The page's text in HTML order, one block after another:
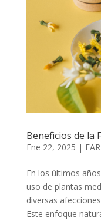
Beneficios de la
Ene 22, 2025 |
En los últimos
uso de plantas
diversas
Este enfoque